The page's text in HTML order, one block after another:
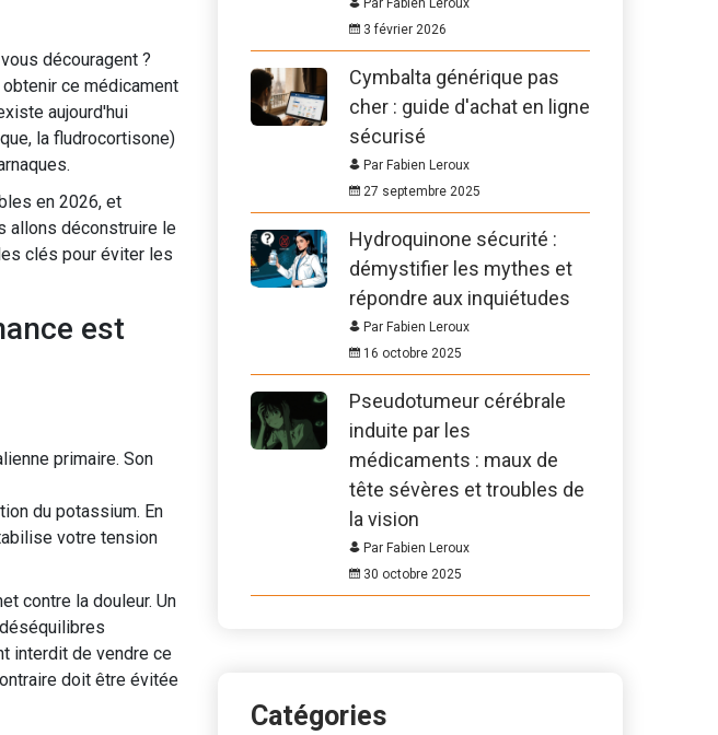
découragent ?
ce médicament
aujourd'hui
la fludrocortisone)
en 2026, et
allons déconstruire le
clés pour éviter les
est
primaire. Son
du potassium. En
votre tension
contre la douleur. Un
interdit de vendre ce
doit être évitée
Par Fabien Leroux
3 février 2026
Cymbalta générique pas
cher : guide d'achat en ligne
sécurisé
Par Fabien Leroux
27 septembre 2025
Hydroquinone sécurité :
démystifier les mythes et
répondre aux inquiétudes
Par Fabien Leroux
16 octobre 2025
Pseudotumeur cérébrale
induite par les
médicaments : maux de
tête sévères et troubles de
la vision
Par Fabien Leroux
30 octobre 2025
Catégories